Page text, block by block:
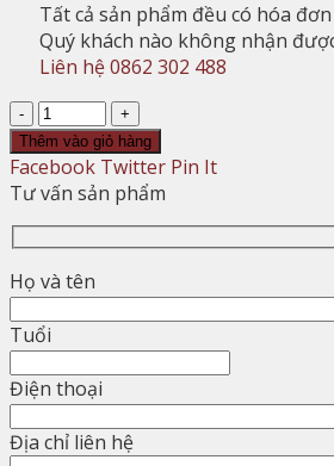
Tất cả sản phẩm đều có hóa
Quý khách nào không nhận
Liên hệ 0862 302 488
Số
lượng
Thêm vào giỏ hàng
Facebook Twitter Pin It
Tư vấn sản phẩm
Họ và tên
Tuổi
Điện thoại
Địa chỉ liên hệ